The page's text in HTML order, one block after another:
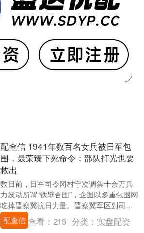
配查信 1941年数百名女兵被日军包
围，聂荣臻下死命令：部队打光也要
救出
数日前，日军司令冈村宁次调集十余万兵
力发动所谓“铁壁合围”，企图以多重包围网
吃掉晋察冀抗日力量。晋察冀军区副司令
聂荣臻得到情报后，第一反应不是保全主
力，而是医护....
配查信 查看：215 分类： 实盘配资